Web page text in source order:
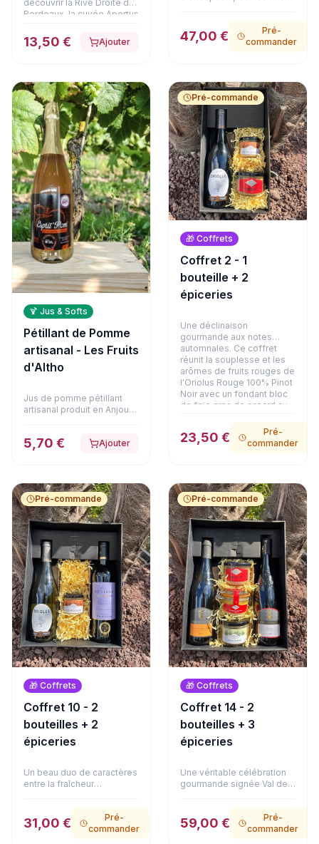
découvrir la Rive Droite de
Bordeaux, la cuvée Apertus
ans implantées sur des
terroirs argilo-calcaires et
en barriques, ce vin arbore
une jolie robe couleur
rubis. Son nez offre des
arômes subtils de cacao et
de bois brûlé, ouvrant sur
une bouche élégante,
racée et d'une grande
pureté.
13,50 € Ajouter
Émilion aux arômes
profonds de fruits noirs et
la fleur de sel en bocal
(125g). Le coffret est
complété par
d'onctueuses rillettes pur
canard au magret fumé
(180g) et une délicate
terrine de cerf à la Fine
Champagne (180g). Une
expérience gastronomique
haut de gamme, présentée
dans son emballage
soigné.
47,00 €
Pré-
commander
🍹 Jus & Softs
Pétillant de Pomme
artisanal - Les Fruits
d'Altho
Jus de pomme pétillant
artisanal produit en Anjou
5,70 € Ajouter
Pré-commande
🎁 Coffrets
Coffret 2 - 1
bouteille + 2
épiceries
Une déclinaison
gourmande aux notes
automnales. Ce coffret
réunit la souplesse et les
arômes de fruits rouges de
l'Oriolus Rouge 100% Pinot
Noir avec un fondant bloc
de foie gras de canard au
une terrine de faisan aux
girolles (180g). Une alliance
23,50 €
Pré-
commander
Pré-commande
🎁 Coffrets
Coffret 10 - 2
bouteilles + 2
épiceries
Un beau duo de caractères
entre la fraîcheur
coffret réunit la vivacité
d'un Oriolus Blanc (IGP
31,00 €
Pré-
commander
Pré-commande
🎁 Coffrets
Coffret 14 - 2
bouteilles + 3
épiceries
Une véritable célébration
gourmande signée Val de
de La Bougrie associe le
fruité de son Anjou Rouge
59,00 €
Pré-
commander